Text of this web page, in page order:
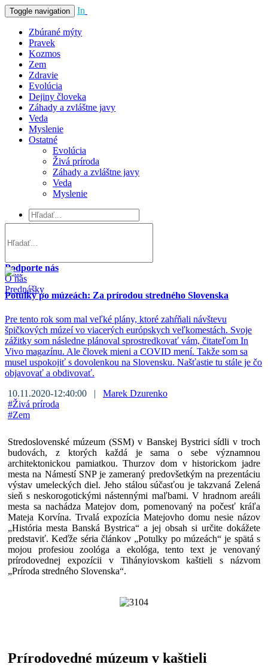
Toggle navigation In
Zbúrané mýty
Pravek
Kozmos
Zem
Zdravie
Evolúcia
Dejiny človeka
Záhady a zvláštne javy
Veda
Myslenie
Ostatné
Evolúcia
Živá príroda
Záhady a zvláštne javy
Veda
Myslenie
Podporte nás
O nás
Prednášky
Potulky po múzeách: Za prírodou stredného Slovenska
Pre tento rok som mal veľké plány, ktoré zahŕňali návštevu
špičkových múzeí vo viacerých európskych veľkomestách. Svoje
zážitky som následne plánoval sprostredkovať vám, čitateľom In
Vivo magazínu. Ale človek mieni a COVID mení. Takže som sa
musel uspokojiť s dovolenkou na Slovensku. Našťastie tu stále je čo
objavovať a obdivovať.
10.11.2020-12:40:00 | Marek Dzurenko
#Živá príroda
#Zem
Stredoslovenské múzeum (SSM) v Banskej Bystrici sídli v troch
budovách, z ktorých každá je sama o sebe významnou
architektonickou pamiatkou. Thurzov dom v historickom jadre
mesta na Námestí SNP je zameraný predovšetkým na prezentáciu
výstav umeleckých diel. Jeho stálou súčasťou je takzvaná Zelená
sieň s neskorogotickými nástennými maľbami. V hradnom areáli
mesta sa nachádza Matejov dom, pomenovaný na počesť kráľa
Mateja Korvína. Trvalá expozícia Matejovho domu nesie názov
„História mesta Banská Bystrica“ a jej obsah si určite dokážete
predstaviť. Keďže séria článkov „Potulky po múzeách“ je spätá s
mojou profesiou zoológa a ekológa, tento text je venovaný
prírodovednej expozícii v Tihányiovskom kaštieli s názvom
„Príroda stredného Slovenska“.
Prírodovedné múzeum v kaštieli